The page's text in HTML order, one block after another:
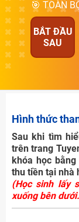
🎯 TOÀN
BẮT ĐẦU
SAU
Hình thức
Sau khi tìm
trên trang
khóa học
thu tiền tại nhà
(Học sinh lấy
xuống bên